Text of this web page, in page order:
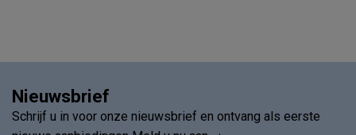
Nieuwsbrief
Schrijf u in voor onze nieuwsbrief en ontvang als eerste